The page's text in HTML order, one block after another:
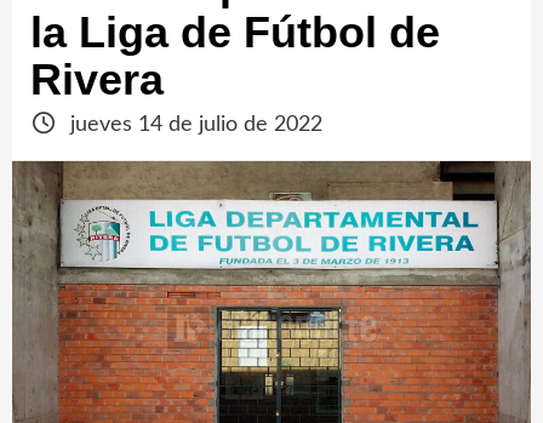
la Liga de Fútbol de
Rivera
jueves 14 de julio de 2022